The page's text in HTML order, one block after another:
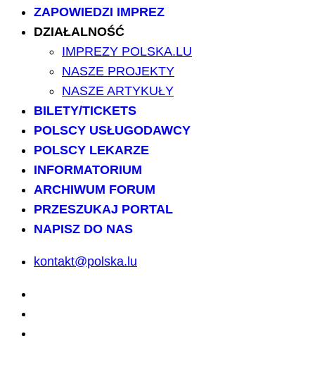
ZAPOWIEDZI IMPREZ
DZIAŁALNOŚĆ
IMPREZY POLSKA.LU
NASZE PROJEKTY
NASZE ARTYKUŁY
BILETY/TICKETS
POLSCY USŁUGODAWCY
POLSCY LEKARZE
INFORMATORIUM
ARCHIWUM FORUM
PRZESZUKAJ PORTAL
NAPISZ DO NAS
kontakt@polska.lu